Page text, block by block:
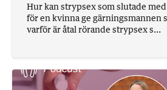
Hur kan strypsex som slutade
för en kvinna ge gärningsmannen
varför är åtal rörande strypsex s...